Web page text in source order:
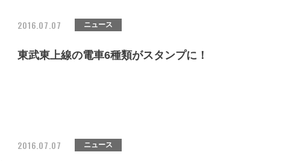
2016.07.07 ニュース
東武東上線の電車6種類がスタンプに！
2016.07.07 ニュース